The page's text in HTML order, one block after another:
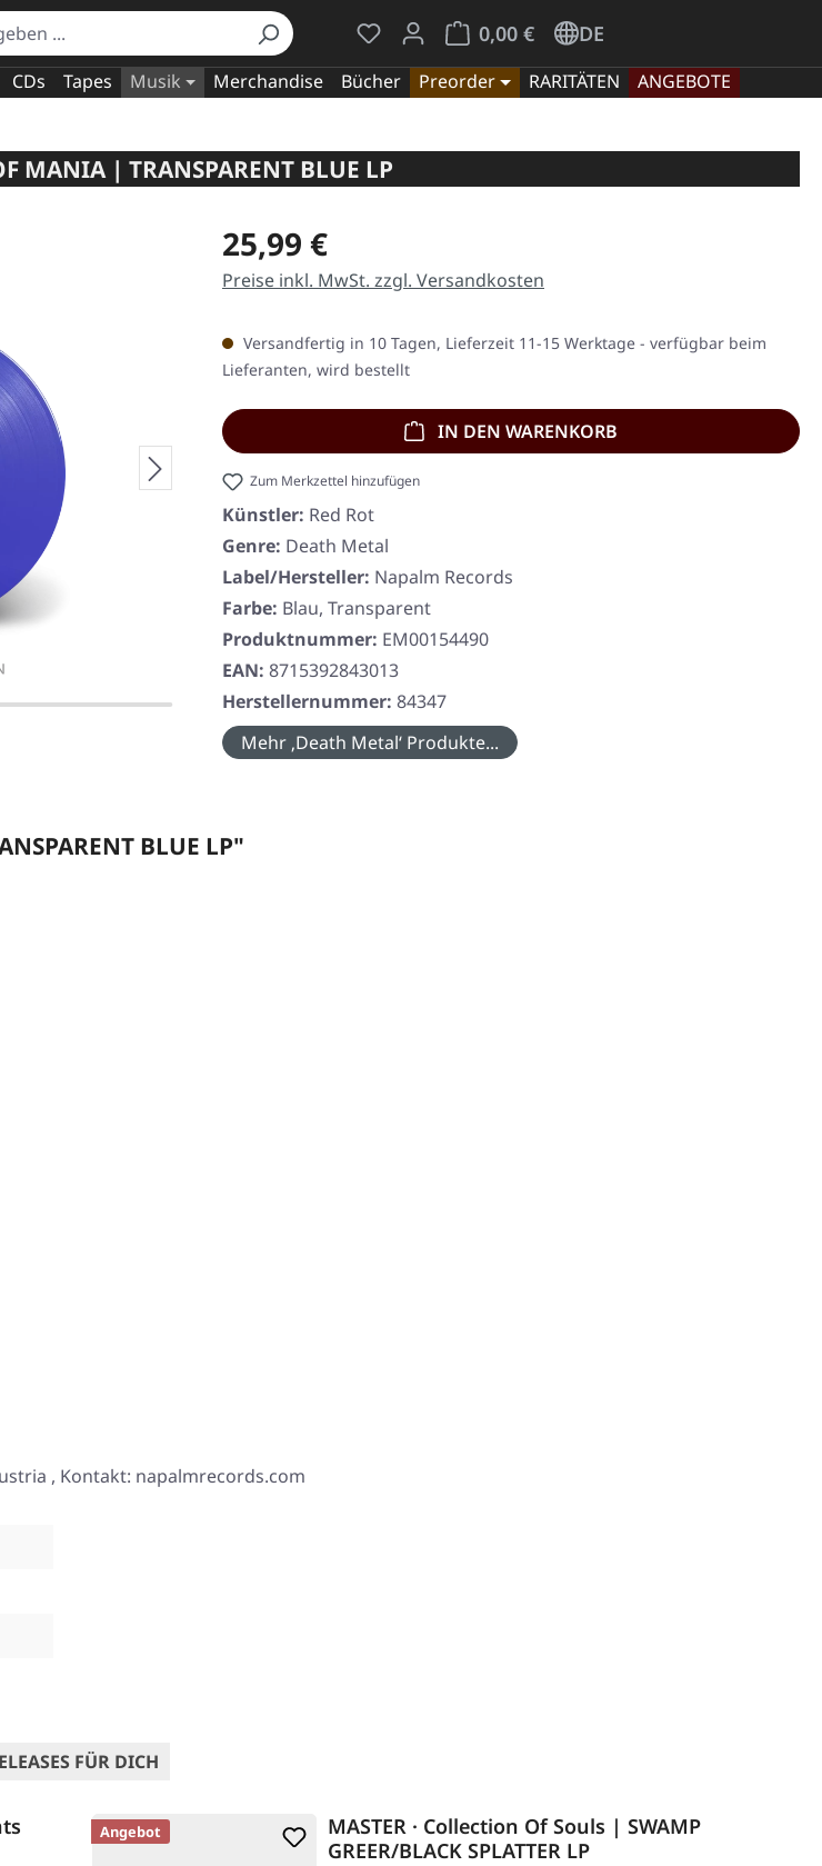
Du hast 0 Produkte auf dem Merkzettel
0,00 €
Warenkorb enthält 0 Positionen. Der
DE
CDs Tapes Musik Merchandise Bücher Preorder RARITÄTEN
ANGEBOTE
MANIA | TRANSPARENT BLUE LP
Regulärer Preis:
25,99 €
Preise inkl. MwSt. zzgl. Versandkosten
Versandfertig in 10 Tagen, Lieferzeit 11-15 Werktage - verfügbar beim
Lieferanten, wird bestellt
IN DEN WARENKORB
Zum Merkzettel hinzufügen
Künstler: Red Rot
Genre: Death Metal
Label/Hersteller: Napalm Records
Farbe: Blau, Transparent
Produktnummer: EM00154490
EAN: 8715392843013
Herstellernummer: 84347
Mehr ‚Death Metal‘ Produkte...
BLUE LP"
, Kontakt: napalmrecords.com
FÜR DICH
Angebot
MASTER · Collection Of Souls | SWAMP
GREER/BLACK SPLATTER LP